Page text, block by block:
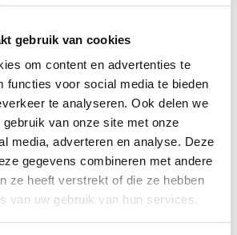
gebruik van cookies
om content en advertenties te
functies voor social media te bieden
te analyseren. Ook delen we
van onze site met onze
media, adverteren en analyse. Deze
gegevens combineren met andere
ze heeft verstrekt of die ze hebben
van uw gebruik van hun services.